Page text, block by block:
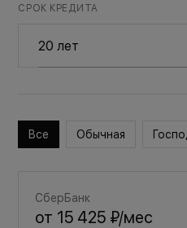
СРОК КРЕДИТА
Все Обычная
СберБанк
от 15 425 ₽/мес